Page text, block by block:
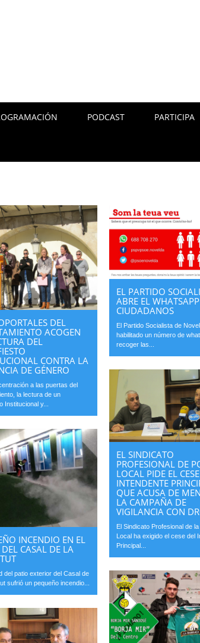
PODCAST PARTICIPA
DEL
ACOGEN
DEL
CONTRA LA
DE GÉNERO
a las puertas del
la lectura de un
Institucional y...
EL PARTIDO
ABRE EL
CIUDADANOS
El Partido Socialista de
habilitado un número de
recoger las...
EL SINDICATO
PROFESIONAL DE
LOCAL PIDE EL
INTENDENTE
QUE ACUSA DE
LA CAMPAÑA DE
VIGILANCIA CON
El Sindicato Profesional de
Local ha exigido el cese del
Principal...
INCENDIO EN EL
CASAL DE LA
del patio exterior del Casal de
sufrió un pequeño incendio...